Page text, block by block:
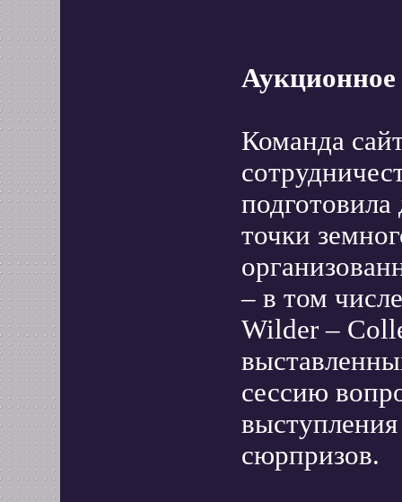
Аукционное
Команда
точки
– в том
Wilder –
сессию
сюрпризов.